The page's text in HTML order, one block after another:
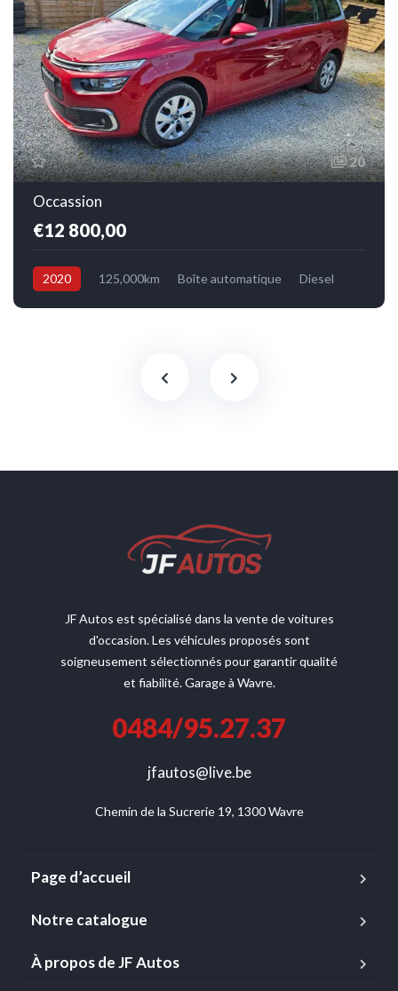
20
Occassion
€12 800,00
2020 125,000km Boîte automatique
Diesel
JF Autos est spécialisé dans la vente de voitures
d'occasion. Les véhicules proposés sont
soigneusement sélectionnés pour garantir qualité
et fiabilité. Garage à Wavre.
0484/95.27.37
jfautos@live.be
Chemin de la Sucrerie 19, 1300 Wavre
Page d’accueil
Notre catalogue
À propos de JF Autos